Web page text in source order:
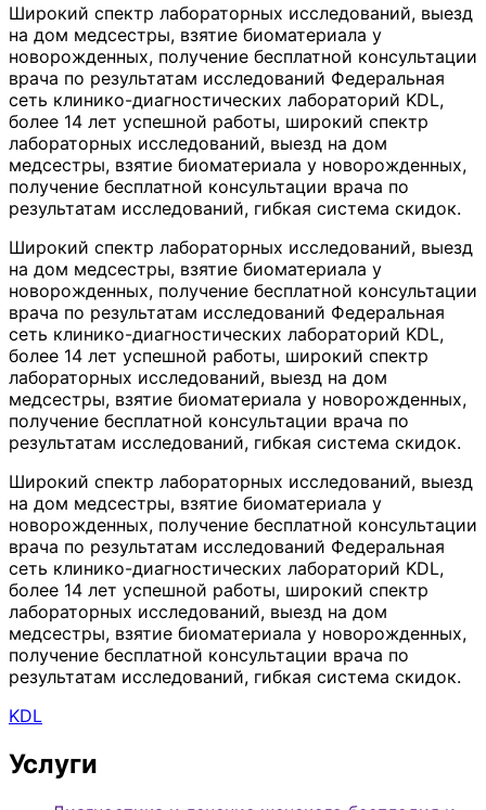
Широкий спектр лабораторных исследований, выезд
на дом медсестры, взятие биоматериала у
новорожденных, получение бесплатной консультации
врача по результатам исследований Федеральная
сеть клинико-диагностических лабораторий KDL,
более 14 лет успешной работы, широкий спектр
лабораторных исследований, выезд на дом
медсестры, взятие биоматериала у новорожденных,
получение бесплатной консультации врача по
результатам исследований, гибкая система скидок.
Широкий спектр лабораторных исследований, выезд
на дом медсестры, взятие биоматериала у
новорожденных, получение бесплатной консультации
врача по результатам исследований Федеральная
сеть клинико-диагностических лабораторий KDL,
более 14 лет успешной работы, широкий спектр
лабораторных исследований, выезд на дом
медсестры, взятие биоматериала у новорожденных,
получение бесплатной консультации врача по
результатам исследований, гибкая система скидок.
Широкий спектр лабораторных исследований, выезд
на дом медсестры, взятие биоматериала у
новорожденных, получение бесплатной консультации
врача по результатам исследований Федеральная
сеть клинико-диагностических лабораторий KDL,
более 14 лет успешной работы, широкий спектр
лабораторных исследований, выезд на дом
медсестры, взятие биоматериала у новорожденных,
получение бесплатной консультации врача по
результатам исследований, гибкая система скидок.
KDL
Услуги